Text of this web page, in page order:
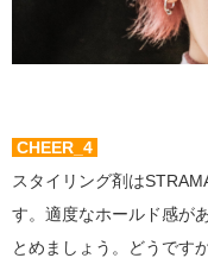
CHEER_4
スタイリング剤は
す。適度なホールド感が
とめましょう。どうです